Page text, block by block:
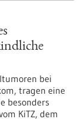
bei
tragen eine
besonders
KiTZ, dem